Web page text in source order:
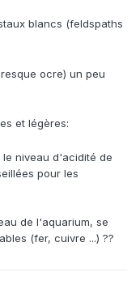
blancs (feldspaths
ocre) un peu
et légères:
niveau d'acidité de
pour les
de l'aquarium, se
(fer, cuivre ...) ??